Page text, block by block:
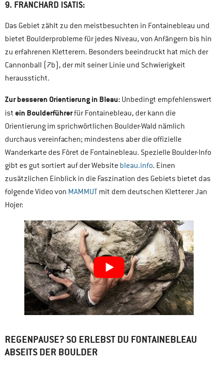
9. FRANCHARD ISATIS:
Das Gebiet zählt zu den meistbesuchten in Fontainebleau und
bietet Boulderprobleme für jedes Niveau, von Anfängern bis hin
zu erfahrenen Kletterern. Besonders beeindruckt hat mich der
Cannonball (7b), der mit seiner Linie und Schwierigkeit
heraussticht.
Zur besseren Orientierung in Bleau: Unbedingt empfehlenswert
ist ein Boulderführerfür Fontainebleau, der kann die
Orientierung im sprichwörtlichen Boulder-Wald nämlich
durchaus vereinfachen; mindestens aber die offizielle
Wanderkarte des Fôret de Fontainebleau. Spezielle Boulder-Info
gibt es gut sortiert auf der Website bleau.info. Einen
zusätzlichen Einblick in die Faszination des Gebiets bietet das
folgende Video von MAMMUT mit dem deutschen Kletterer Jan
Hojer:
REGENPAUSE? SO ERLEBST DU FONTAINEBLEAU
ABSEITS DER BOULDER